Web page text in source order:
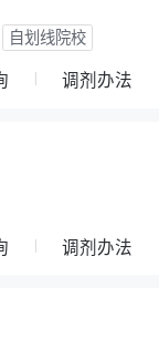
自划线院校
调剂办法
调剂办法